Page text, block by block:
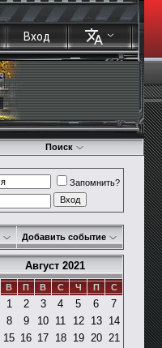
Вход
Поиск
Запомнить?
Добавить событие
Август 2021
В П В С Ч П
С
1 2 3 4 5 6 7
8 9 10 11 12 13 14
15 16 17 18 19 20 21